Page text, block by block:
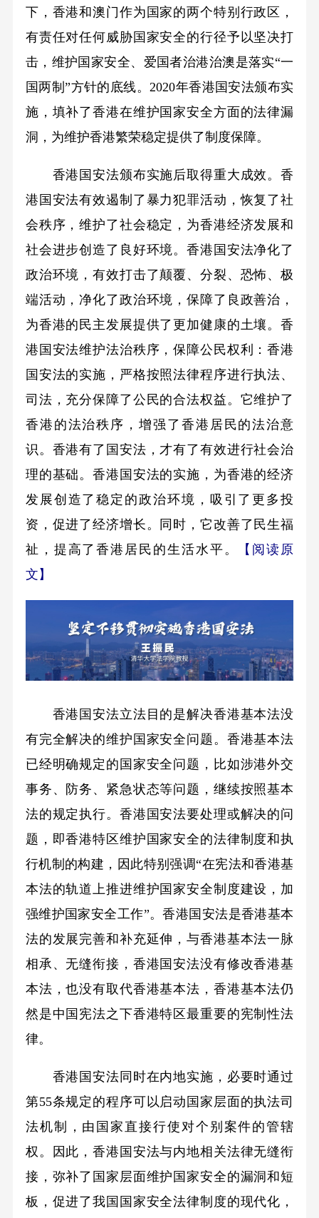
下，香港和澳门作为国家的两个特别行政区，
有责任对任何威胁国家安全的行径予以坚决打
击，维护国家安全、爱国者治港治澳是落实“一
国两制”方针的底线。2020年香港国安法颁布实
施，填补了香港在维护国家安全方面的法律漏
洞，为维护香港繁荣稳定提供了制度保障。
香港国安法颁布实施后取得重大成效。香
港国安法有效遏制了暴力犯罪活动，恢复了社
会秩序，维护了社会稳定，为香港经济发展和
社会进步创造了良好环境。香港国安法净化了
政治环境，有效打击了颠覆、分裂、恐怖、极
端活动，净化了政治环境，保障了良政善治，
为香港的民主发展提供了更加健康的土壤。香
港国安法维护法治秩序，保障公民权利：香港
国安法的实施，严格按照法律程序进行执法、
司法，充分保障了公民的合法权益。它维护了
香港的法治秩序，增强了香港居民的法治意
识。香港有了国安法，才有了有效进行社会治
理的基础。香港国安法的实施，为香港的经济
发展创造了稳定的政治环境，吸引了更多投
资，促进了经济增长。同时，它改善了民生福
祉，提高了香港居民的生活水平。
【阅读原
文】
香港国安法立法目的是解决香港基本法没
有完全解决的维护国家安全问题。香港基本法
已经明确规定的国家安全问题，比如涉港外交
事务、防务、紧急状态等问题，继续按照基本
法的规定执行。香港国安法要处理或解决的问
题，即香港特区维护国家安全的法律制度和执
行机制的构建，因此特别强调“在宪法和香港基
本法的轨道上推进维护国家安全制度建设，加
强维护国家安全工作”。香港国安法是香港基本
法的发展完善和补充延伸，与香港基本法一脉
相承、无缝衔接，香港国安法没有修改香港基
本法，也没有取代香港基本法，香港基本法仍
然是中国宪法之下香港特区最重要的宪制性法
律。
香港国安法同时在内地实施，必要时通过
第55条规定的程序可以启动国家层面的执法司
法机制，由国家直接行使对个别案件的管辖
权。因此，香港国安法与内地相关法律无缝衔
接，弥补了国家层面维护国家安全的漏洞和短
板，促进了我国国家安全法律制度的现代化，